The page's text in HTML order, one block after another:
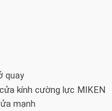
quay
kính cường lực MIKEN
mạnh